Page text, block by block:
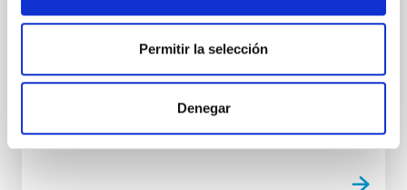
Permitir la selección
Denegar
Astronomy and Astrophysics y ha sido realizado con
el Atacama Large Millimeter/submillimeter Array
á
20/01/2026 - 18:24:29